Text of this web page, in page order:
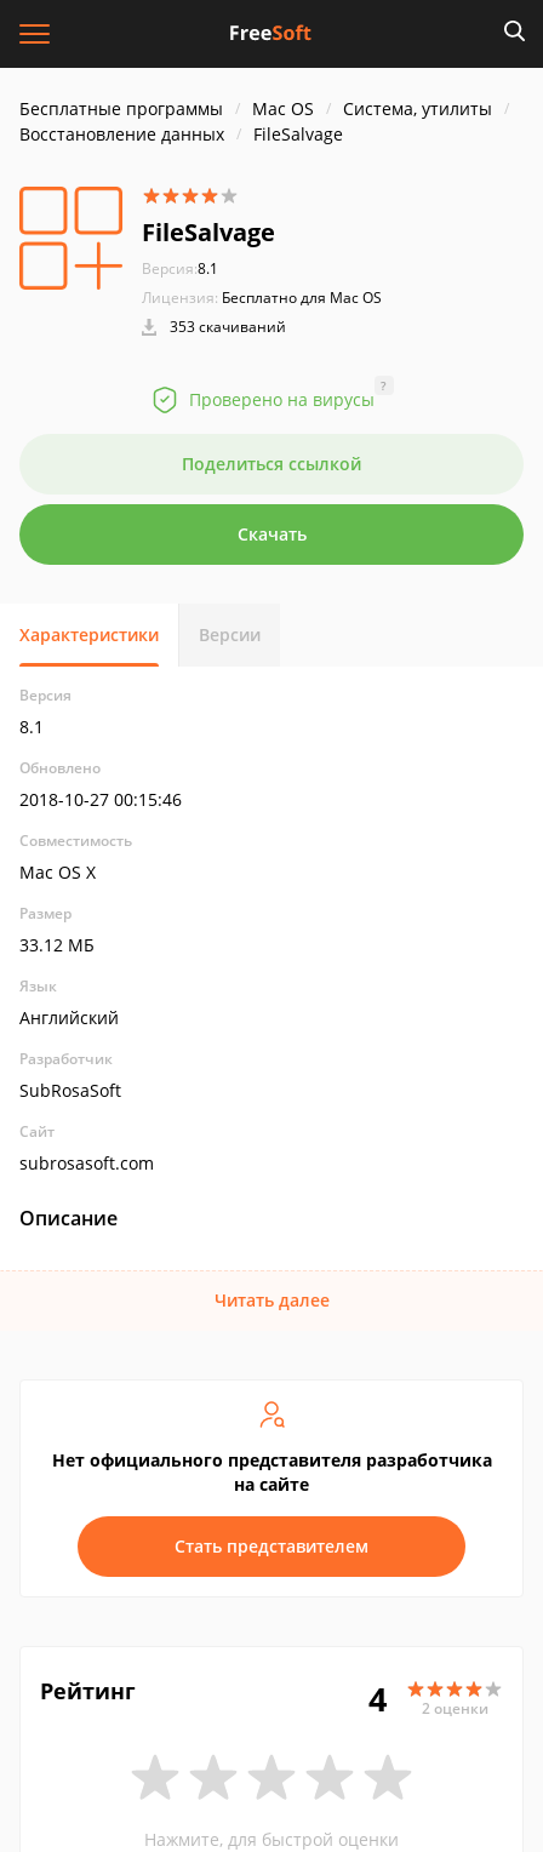
Бесплатные программы Mac OS
Система, утилиты
Восстановление данных
FileSalvage
FileSalvage
Версия:8.1
Лицензия: Бесплатно для Mac OS
353 скачиваний
Проверено на вирусы
?
Поделиться ссылкой
Скачать
Характеристики Версии
Версия
8.1
Обновлено
2018-10-27 00:15:46
Совместимость
Mac OS X
Размер
33.12 МБ
Язык
Английский
Разработчик
SubRosaSoft
Сайт
subrosasoft.com
Описание
Читать далее
Нет официального представителя разработчика
на сайте
Стать представителем
Рейтинг 4 2 оценки
Нажмите, для быстрой оценки